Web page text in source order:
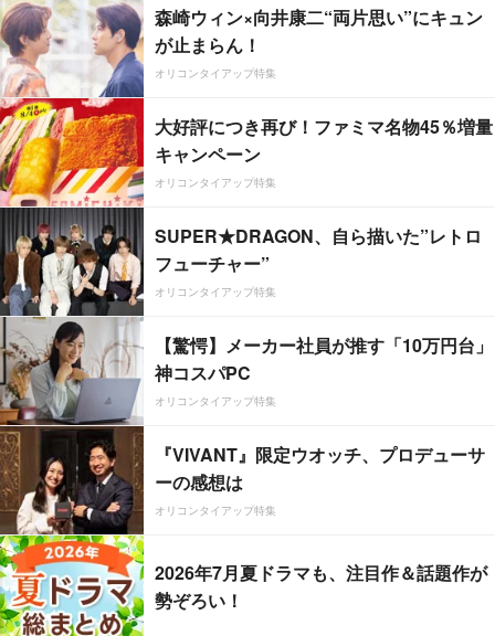
森崎ウィン×向井康二“両片思い”にキュン
が止まらん！
オリコンタイアップ特集
大好評につき再び！ファミマ名物45％増量
キャンペーン
オリコンタイアップ特集
SUPER★DRAGON、自ら描いた”レトロ
フューチャー”
オリコンタイアップ特集
【驚愕】メーカー社員が推す「10万円台」
神コスパPC
オリコンタイアップ特集
『VIVANT』限定ウオッチ、プロデューサ
ーの感想は
オリコンタイアップ特集
2026年7月夏ドラマも、注目作＆話題作が
勢ぞろい！